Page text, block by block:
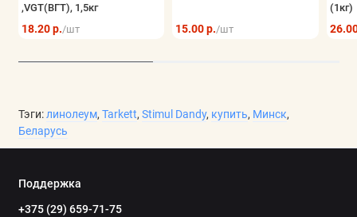
,VGT(ВГТ), 1,5кг
18.20 р./шт 15.00 р./шт
(1кг)
Тэги:линолеум, Tarkett, Stimul Dandy, купить, Минск,
Беларусь
Поддержка
+375 (29) 659-71-75